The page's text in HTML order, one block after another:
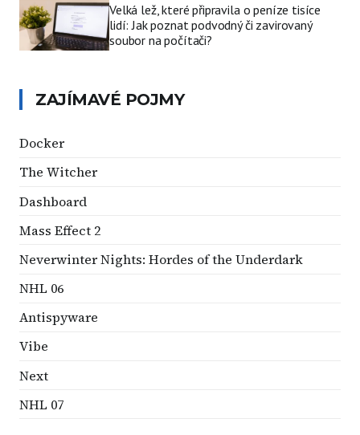
Velká lež, které připravila o peníze tisíce
lidí: Jak poznat podvodný či zavirovaný
soubor na počítači?
ZAJÍMAVÉ POJMY
Docker
The Witcher
Dashboard
Mass Effect 2
Neverwinter Nights: Hordes of the Underdark
NHL 06
Antispyware
Vibe
Next
NHL 07